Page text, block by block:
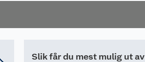
Slik får du mest mulig ut av